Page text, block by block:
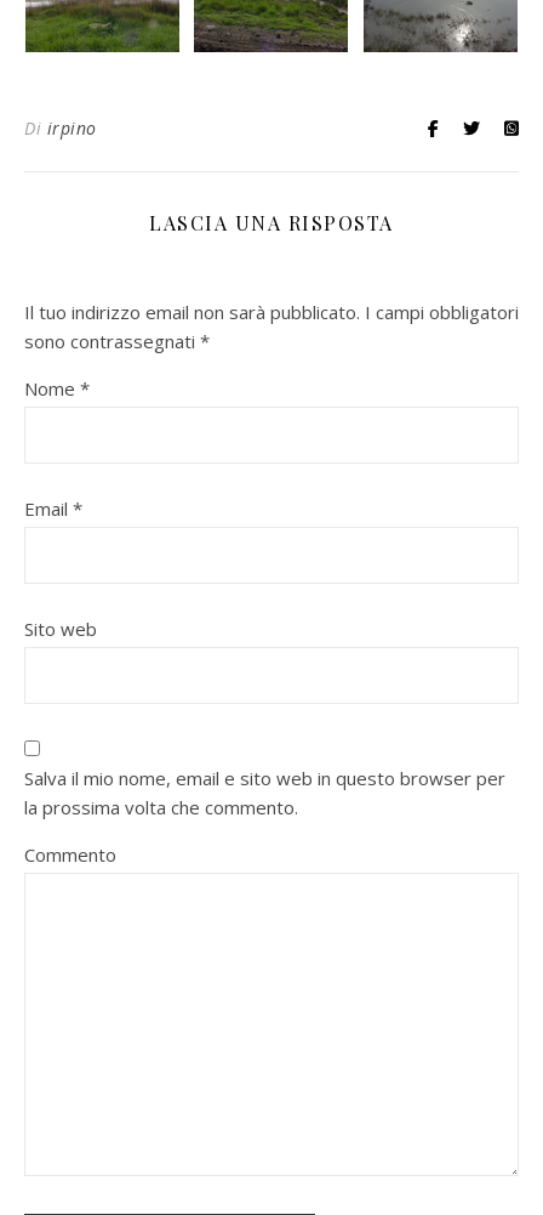
Di irpino
LASCIA UNA RISPOSTA
Il tuo indirizzo email non sarà pubblicato. I campi obbligatori
sono contrassegnati *
Nome *
Email *
Sito web
Salva il mio nome, email e sito web in questo browser per
la prossima volta che commento.
Commento